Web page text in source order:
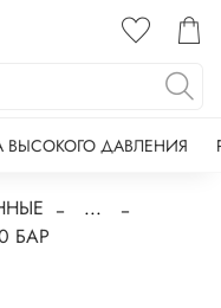
ВЫСОКОГО ДАВЛЕНИЯ
...
БАР